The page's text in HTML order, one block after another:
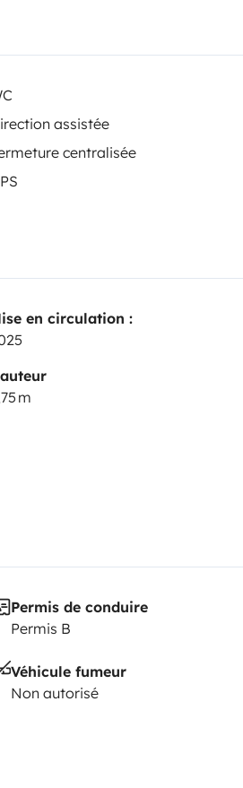
assistée
centralisée
en circulation :
m
Permis de conduire
Permis B
Véhicule fumeur
Non autorisé